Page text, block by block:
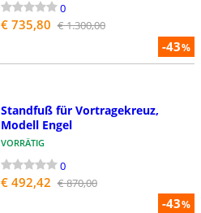
-43%
0
€ 735,80 € 1.300,00
-43%
Standfuß für Vortragekreuz,
Modell Engel
VORRÄTIG
0
€ 492,42 € 870,00